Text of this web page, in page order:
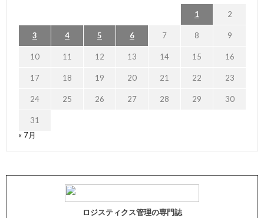
1 2
3 4 5 6 7 8 9
10 11 12 13 14 15 16
17 18 19 20 21 22 23
24 25 26 27 28 29 30
31
« 7月
ロジスティクス管理の専門誌